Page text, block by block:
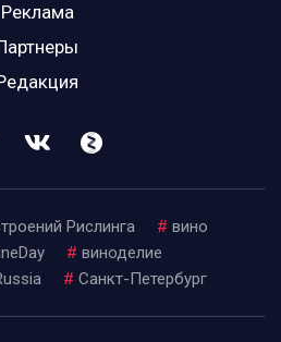
Реклама
Рислинга # вино
# виноделие
# Санкт-Петербург